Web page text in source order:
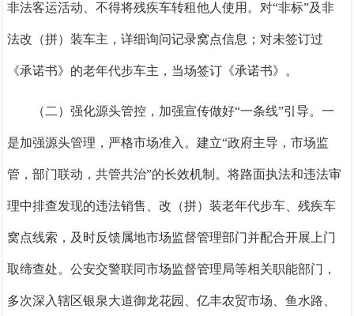
非法客运活动、不得将残疾车转租他人使用。对“非标”及非
法改（拼）装车主，详细询问记录窝点信息；对未签订过
《承诺书》的老年代步车主，当场签订《承诺书》。
（二）强化源头管控，加强宣传做好“一条线”引导。一
是加强源头管理，严格市场准入。建立“政府主导，市场监
管，部门联动，共管共治”的长效机制。将路面执法和违法审
理中排查发现的违法销售、改（拼）装老年代步车、残疾车
窝点线索，及时反馈属地市场监督管理部门并配合开展上门
取缔查处。公安交警联同市场监督管理局等相关职能部门，
多次深入辖区银泉大道御龙花园、亿丰农贸市场、鱼水路、